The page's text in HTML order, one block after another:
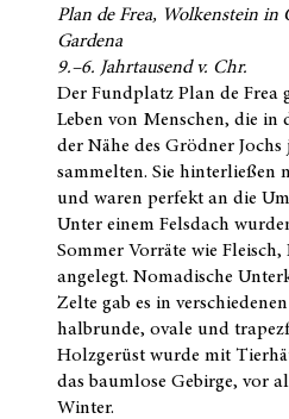
Plan de Frea, Wolkenstein in
Gardena
9.–6. Jahrtausend v. Chr.
Der Fundplatz Plan de Frea
Leben von Menschen, die in
der Nähe des Grödner
sammelten. Sie hinterließen
und waren perfekt an die
Unter einem Felsdach
Sommer Vorräte wie
angelegt. Nomadische
Zelte gab es in
halbrunde, ovale und
Holzgerüst wurde mit
das baumlose Gebirge, vor
Winter.